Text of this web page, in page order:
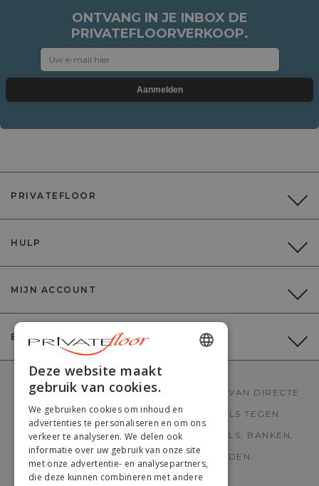
ONTVANG IN JE INBOX DE
PRIVATEFLOORVERKOOP.
Aanmelden
PRIVATEFLOOR
HULP
MIJN ACCOUNT
BETALING
PRIVATEFLOOR IS DE EERSTE WEBSITE VAN DIRECTE
FABRIEKSVERKOOP EN GOEDE DEALS TEGEN
FABRIEKSPRIJZEN. STIJLVOLLE MEUBELS, BANKEN,
DECORATIE, LAMPEN EN HAARDEN.
ENGLISH
FRENCH
DUTCH
GERMAN
ITALIAN
Deze website maakt
gebruik van cookies.
We gebruiken cookies om inhoud en
advertenties te personaliseren en om ons
verkeer te analyseren. We delen ook
informatie over uw gebruik van onze site
met onze advertentie- en analysepartners,
die deze kunnen combineren met andere